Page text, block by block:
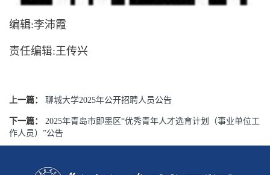
编辑:李沛霞
责任编辑:王传兴
上一篇： 聊城大学2025年公开招聘人员公告
下一篇：
2025年青岛市即墨区“优秀青年人才选育计划（事业单位工
作人员）”公告